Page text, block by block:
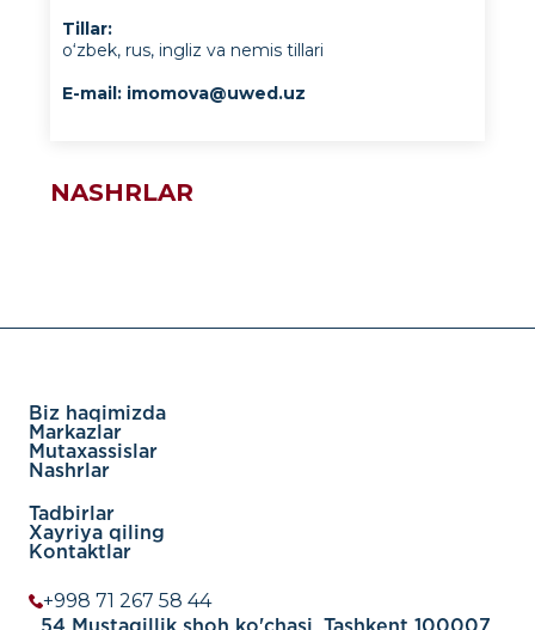
Tillar:
o‘zbek, rus, ingliz va nemis tillari
E-mail: imomova@uwed.uz
NASHRLAR
Biz haqimizda
Markazlar
Mutaxassislar
Nashrlar
Tadbirlar
Xayriya qiling
Kontaktlar
+998 71 267 58 44